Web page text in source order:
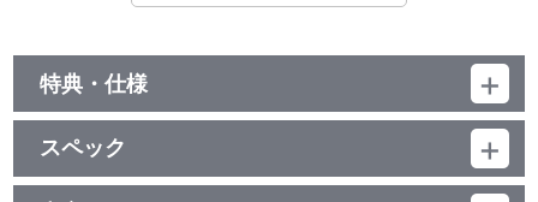
特典・仕様
映像特典
①.初監督作品「亀顔少年（きがんしょうねん）」（1984年
8mm作品／カラー／18分）
スペック
品番：BCBJ-2538